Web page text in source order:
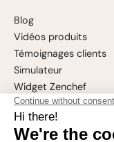
Blog
Vidéos produits
Témoignages clients
Simulateur
Widget Zenchef
Service à la clientèle
Notes de version
PASSER À ZENCHEF